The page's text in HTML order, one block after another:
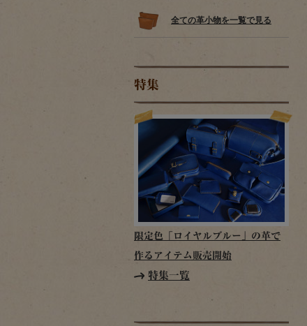
全ての革小物を一覧で見る
特集
限定色「ロイヤルブルー」の革で
作るアイテム販売開始
特集一覧